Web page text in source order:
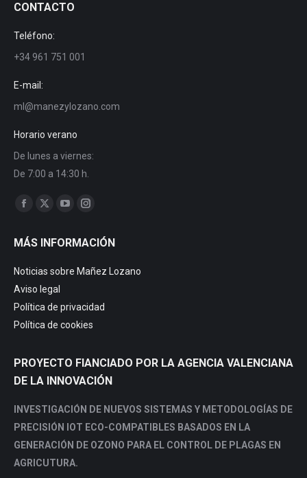
CONTACTO
Teléfono:
+34 961 751 001
E-mail:
ml@manezylozano.com
Horario verano
De lunes a viernes:
De 7:00 a 14:30 h.
Find us on:
Facebook
opens
in
new
window
X
opens
new
window
YouTube
opens
window
Instagram
opens
in
window
MÁS INFORMACIÓN
Noticias sobre Mañez Lozano
Aviso legal
Política de privacidad
Política de cookies
PROYECTO FIANCIADO POR LA AGENCIA VALENCIANA
DE LA INNOVACIÓN
INVESTIGACIÓN DE NUEVOS SISTEMAS Y METODOLOGÍAS DE
PRECISIÓN IOT ECO-COMPATIBLES BASADOS EN LA
GENERACIÓN DE OZONO PARA EL CONTROL DE PLAGAS EN
AGRICUTURA.